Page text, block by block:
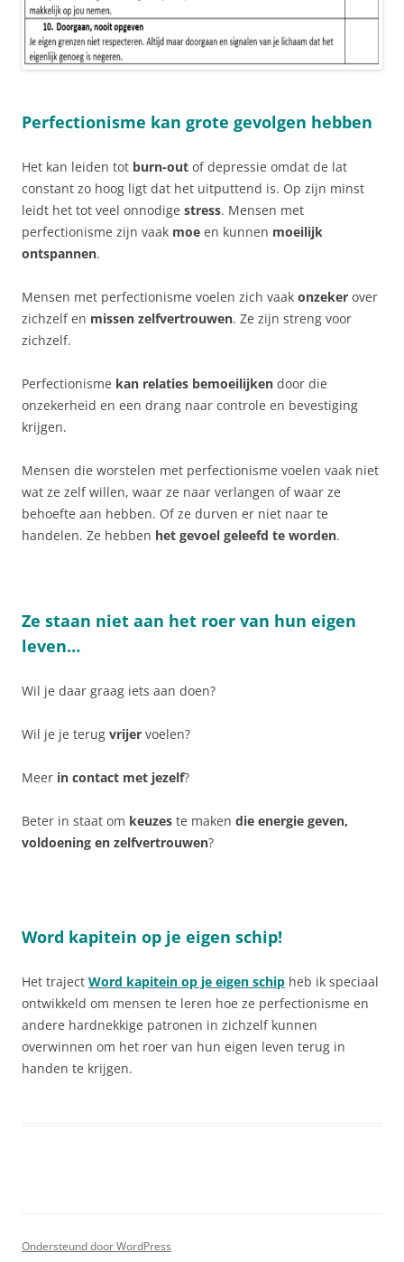
Perfectionisme kan grote gevolgen hebben
Het kan leiden tot burn-out of depressie omdat de lat
constant zo hoog ligt dat het uitputtend is. Op zijn minst
leidt het tot veel onnodige stress. Mensen met
perfectionisme zijn vaak moe en kunnen moeilijk
ontspannen.
Mensen met perfectionisme voelen zich vaak onzeker over
zichzelf en missen zelfvertrouwen. Ze zijn streng voor
zichzelf.
Perfectionisme kan relaties bemoeilijken door die
onzekerheid en een drang naar controle en bevestiging
krijgen.
Mensen die worstelen met perfectionisme voelen vaak niet
wat ze zelf willen, waar ze naar verlangen of waar ze
behoefte aan hebben. Of ze durven er niet naar te
handelen. Ze hebben het gevoel geleefd te worden.
Ze staan niet aan het roer van hun eigen
leven…
Wil je daar graag iets aan doen?
Wil je je terug vrijer voelen?
Meer in contact met jezelf?
Beter in staat om keuzes te maken die energie geven,
voldoening en zelfvertrouwen?
Word kapitein op je eigen schip!
Het traject Word kapitein op je eigen schip heb ik speciaal
ontwikkeld om mensen te leren hoe ze perfectionisme en
andere hardnekkige patronen in zichzelf kunnen
overwinnen om het roer van hun eigen leven terug in
handen te krijgen.
Ondersteund door WordPress